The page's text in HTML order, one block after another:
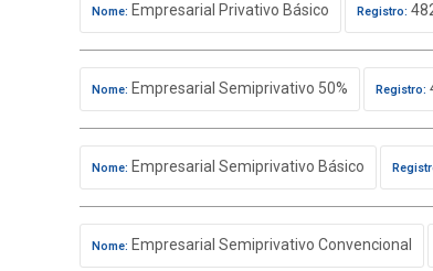
Nome: Empresarial Privativo Básico Registro:
Nome: Empresarial Semiprivativo 50% Registro:
Nome: Empresarial Semiprivativo Básico
Nome: Empresarial Semiprivativo Convencional